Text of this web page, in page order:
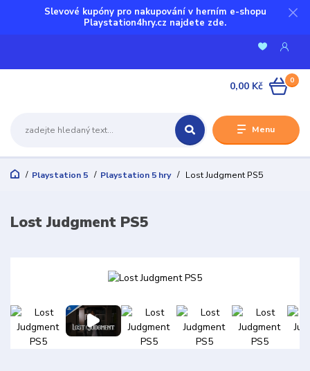
Slevové kupóny pro nakupování v herním e-shopu
Playstation4hry.cz najdete zde.
Menu
0
0,00 Kč
Playstation 5 Playstation 5 hry Lost Judgment PS5
Lost Judgment PS5